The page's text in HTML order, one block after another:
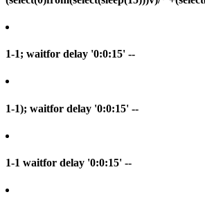
1-1; waitfor delay '0:0:15' --
1-1); waitfor delay '0:0:15' --
1-1 waitfor delay '0:0:15' --